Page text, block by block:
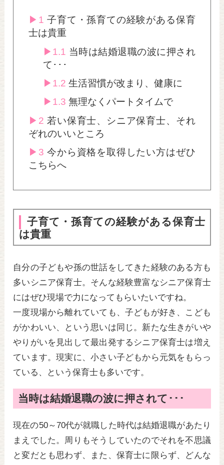
1 子育て・孫育ての経験がある保育
士は貴重
1.1 当時は結婚退職の波に押され
て･･･
1.2 生活習慣が改まり、健康に
1.3 無理なくパートタイムで
2 若い保育士、シニア保育士、それ
ぞれのいいところ
3 今から資格を取得したい方はぜひ
こちらへ
子育て・孫育ての経験がある保育士
は貴重
自分の子どもや孫の世話をしてきた経験のある方も
多いシニア保育士。そんな経験豊富なシニア保育士
にはぜひ現場で力になってもらいたいですね。
一度現場から離れていても、子どもが好き、こども
がかわいい、という思いは同じ。新たな生きがいや
やりがいを見出して最出発するシニア保育士は増え
ています。現実に、小さい子どもから元気をもらっ
ている、という保育士も多いです。
当時は結婚退職の波に押されて･･･
現在の50～70代が就職した時代は結婚退職があたり
まえでした。周りもそうしていたのでそれを不思議
と変だとも思わず、また、保育士に限らず、どんな